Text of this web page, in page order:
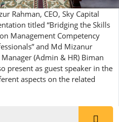
Rahman, CEO, Sky Capital
titled “Bridging the Skills
Management Competency
and Md Mizanur
(Admin & HR) Biman
present as guest speaker in the
aspects on the related